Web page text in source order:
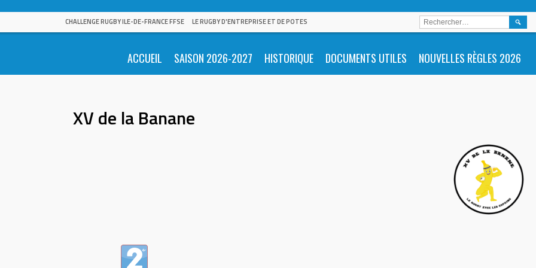
CHALLENGE RUGBY ILE-DE-FRANCE FFSE LE RUGBY D'ENTREPRISE ET DE POTES
ACCUEIL SAISON 2026-2027 HISTORIQUE DOCUMENTS UTILES NOUVELLES RÈGLES 2026
XV de la Banane